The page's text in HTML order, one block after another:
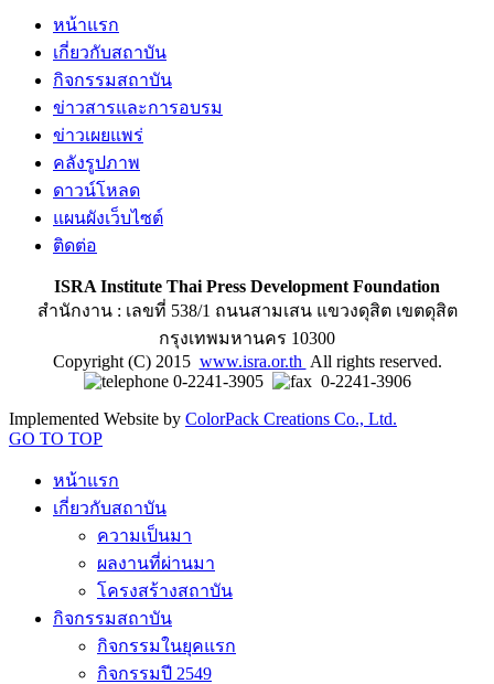
หน้าแรก
เกี่ยวกับสถาบัน
กิจกรรมสถาบัน
ข่าวสารและการอบรม
ข่าวเผยแพร่
คลังรูปภาพ
ดาวน์โหลด
แผนผังเว็บไซต์
ติดต่อ
ISRA Institute Thai Press Development Foundation
สำนักงาน : เลขที่ 538/1 ถนนสามเสน แขวงดุสิต เขตดุสิต
กรุงเทพมหานคร 10300
Copyright (C) 2015 www.isra.or.th All rights reserved.
0-2241-3905
0-2241-3906
Implemented Website by ColorPack Creations Co., Ltd.
GO TO TOP
หน้าแรก
เกี่ยวกับสถาบัน
ความเป็นมา
ผลงานที่ผ่านมา
โครงสร้างสถาบัน
กิจกรรมสถาบัน
กิจกรรมในยุคแรก
กิจกรรมปี 2549